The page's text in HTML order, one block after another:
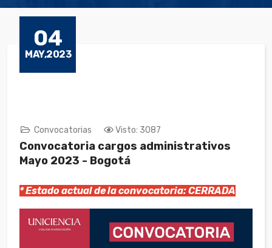
04
MAY,2023
Convocatorias Visto: 3087
Convocatoria cargos administrativos
Mayo 2023 - Bogotá
* Estado actual de la convocatoria: CERRADA